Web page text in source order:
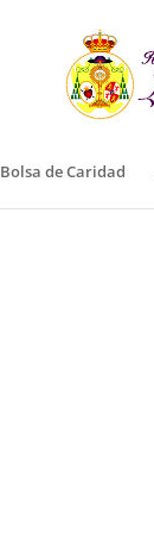
Bolsa de Caridad